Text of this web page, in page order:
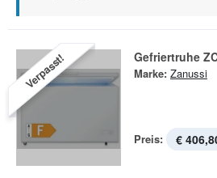
Verpasst! Gefriertruhe
Marke: Zanussi
Preis: €